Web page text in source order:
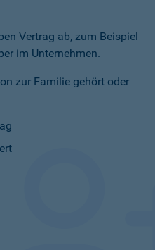
Vertrag ab, zum Beispiel
im Unternehmen.
zur Familie gehört oder